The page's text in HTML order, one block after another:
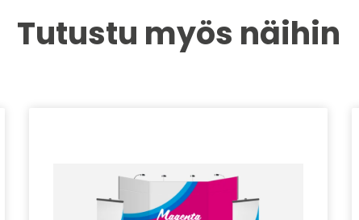
Tutustu myös näihin